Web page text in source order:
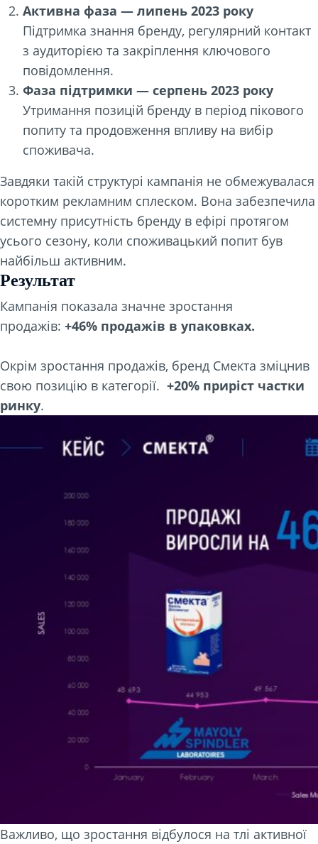
Активна фаза — липень 2023 року
Підтримка знання бренду, регулярний контакт
з аудиторією та закріплення ключового
повідомлення.
Фаза підтримки — серпень 2023 року
Утримання позицій бренду в період пікового
попиту та продовження впливу на вибір
споживача.
Завдяки такій структурі кампанія не обмежувалася
коротким рекламним сплеском. Вона забезпечила
системну присутність бренду в ефірі протягом
усього сезону, коли споживацький попит був
найбільш активним.
Результат
Кампанія показала значне зростання
продажів: +46% продажів в упаковках.
Окрім зростання продажів, бренд Смекта зміцнив
свою позицію в категорії. +20% приріст частки
ринку.
Важливо, що зростання відбулося на тлі активної